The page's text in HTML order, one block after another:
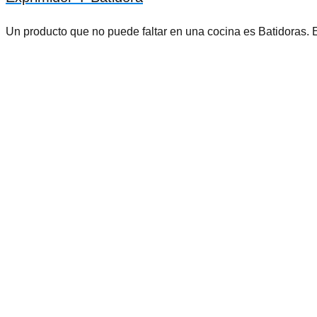
Un producto que no puede faltar en una cocina es Batidoras.